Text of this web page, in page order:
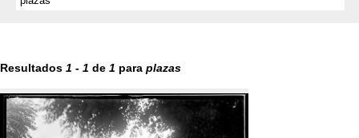
Resultados 1 - 1 de 1 para plazas